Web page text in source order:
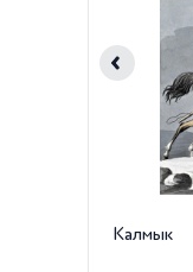
Калмык